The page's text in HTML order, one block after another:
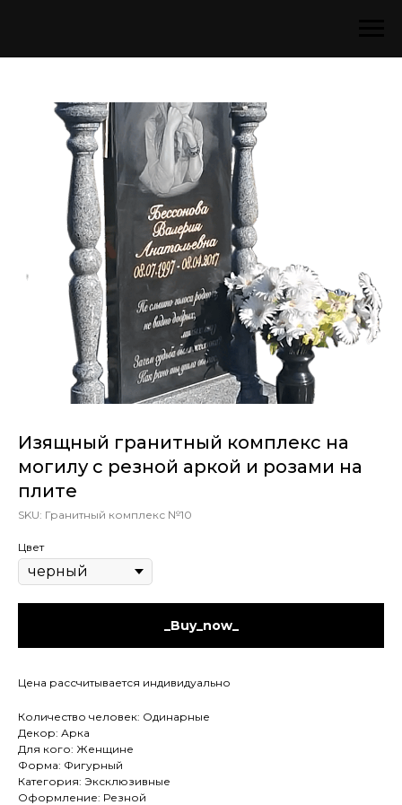
Изящный гранитный комплекс на
могилу с резной аркой и розами на
плите
SKU: Гранитный комплекс №10
Цвет
_Buy_now_
Цена рассчитывается индивидуально
Количество человек: Одинарные
Декор: Арка
Для кого: Женщине
Форма: Фигурный
Категория: Эксклюзивные
Оформление: Резной